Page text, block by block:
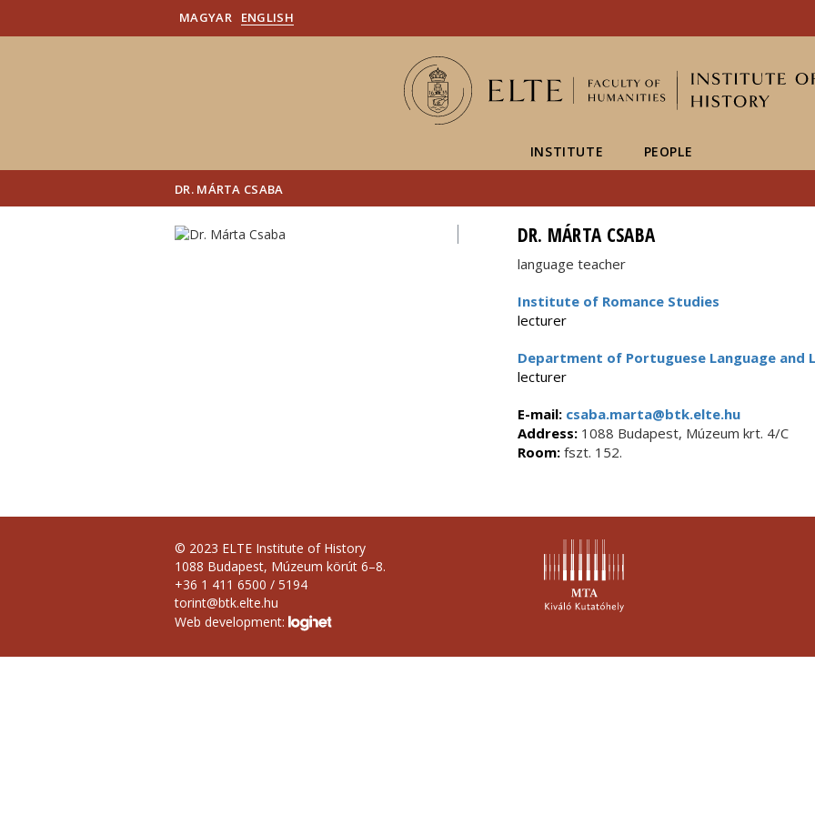
MAGYAR ENGLISH
INSTITUTE PEOPLE
DR. MÁRTA CSABA
DR. MÁRTA CSABA
language teacher
Institute of Romance Studies
lecturer
Department of Portuguese Language and
lecturer
E-mail:csaba.marta@btk.elte.hu
Address:1088 Budapest, Múzeum krt. 4/C
Room:fszt. 152.
© 2023 ELTE Institute of History
1088 Budapest, Múzeum körút 6–8.
+36 1 411 6500 / 5194
torint@btk.elte.hu
Web development: